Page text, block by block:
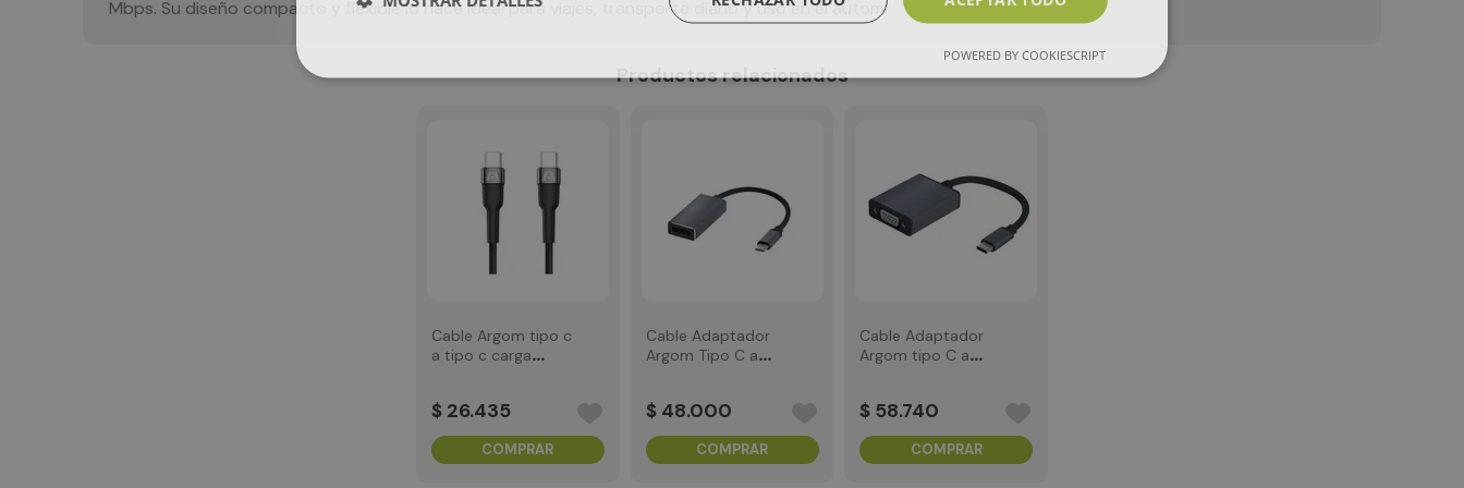
Mbps. Su diseño compacto y flexible lo hace ideal para viajes, transporte diario y uso en el autom
Productos relacionados
Cable Argom tipo c
a tipo c carga
$ 26.435
COMPRAR
Cable Adaptador
Argom Tipo C a
$ 48.000
COMPRAR
Cable Adaptador
Argom tipo C a
$ 58.740
COMPRAR
POWERED BY COOKIESCRIPT